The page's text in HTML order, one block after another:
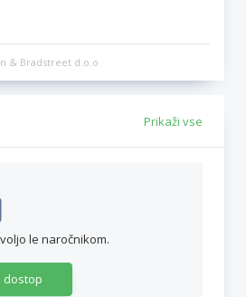
& Bradstreet d.o.o.
Prikaži vse
le naročnikom.
dostop